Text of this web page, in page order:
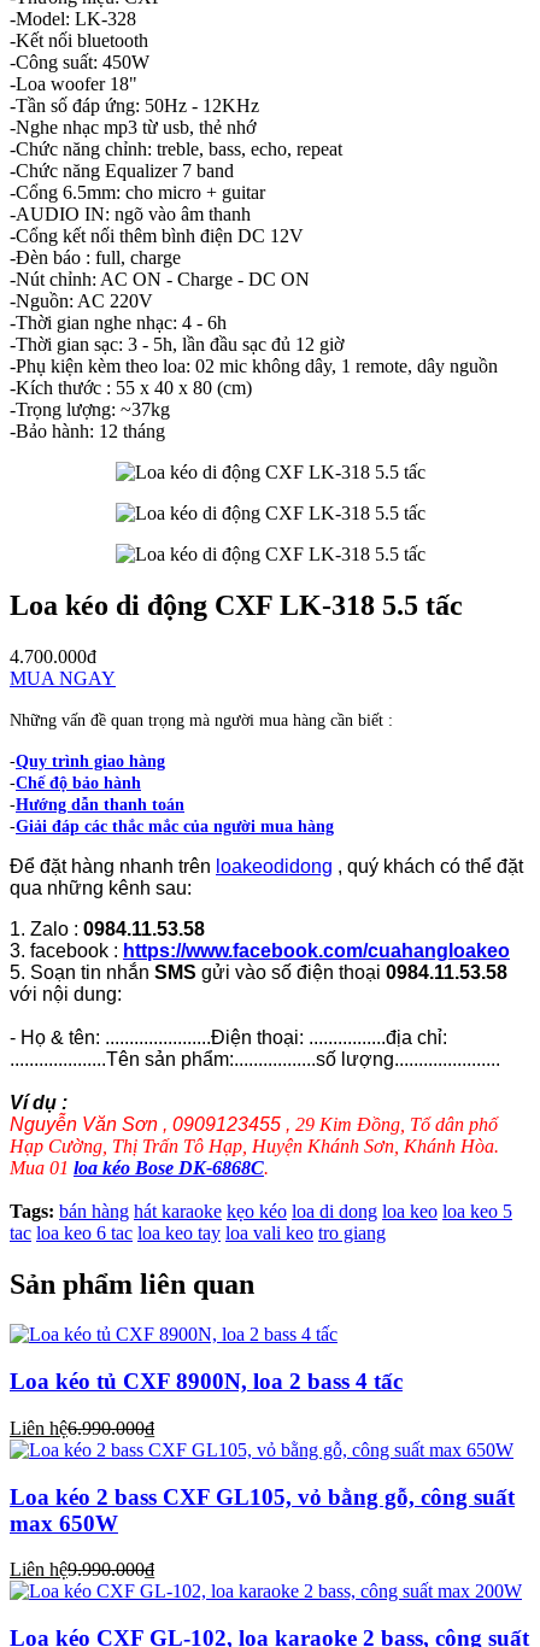
-Model: LK-328
-Kết nối bluetooth
-Công suất: 450W
-Loa woofer 18"
-Tần số đáp ứng: 50Hz - 12KHz
-Nghe nhạc mp3 từ usb, thẻ nhớ
-Chức năng chỉnh: treble, bass, echo, repeat
-Chức năng Equalizer 7 band
-Cổng 6.5mm: cho micro + guitar
-AUDIO IN: ngõ vào âm thanh
-Cổng kết nối thêm bình điện DC 12V
-Đèn báo : full, charge
-Nút chỉnh: AC ON - Charge - DC ON
-Nguồn: AC 220V
-Thời gian nghe nhạc: 4 - 6h
-Thời gian sạc: 3 - 5h, lần đầu sạc đủ 12 giờ
-Phụ kiện kèm theo loa: 02 mic không dây, 1 remote, dây nguồn
-Kích thước : 55 x 40 x 80 (cm)
-Trọng lượng: ~37kg
-Bảo hành: 12 tháng
Loa kéo di động CXF LK-318 5.5 tấc
4.700.000đ
MUA NGAY
Những vấn đề quan trọng mà người mua hàng cần biết :
-Quy trình giao hàng
-Chế độ bảo hành
-Hướng dẫn thanh toán
-Giải đáp các thắc mắc của người mua hàng
Để đặt hàng nhanh trên loakeodidong , quý khách có thể đặt
qua những kênh sau:
1. Zalo : 0984.11.53.58
3. facebook : https://www.facebook.com/cuahangloakeo
5. Soạn tin nhắn SMS gửi vào số điện thoại 0984.11.53.58
với nội dung:
- Họ & tên: ......................Điện thoại: ................địa chỉ:
....................Tên sản phẩm:.................số lượng......................
Ví dụ :
Nguyễn Văn Sơn , 0909123455 , 29 Kim Đồng, Tổ dân phố
Hạp Cường, Thị Trấn Tô Hạp, Huyện Khánh Sơn, Khánh Hòa.
Mua 01 loa kéo Bose DK-6868C.
Tags: bán hàng hát karaoke kẹo kéo loa di dong loa keo loa keo 5
tac loa keo 6 tac loa keo tay loa vali keo tro giang
Sản phẩm liên quan
Loa kéo tủ CXF 8900N, loa 2 bass 4 tấc
Liên hệ6.990.000₫
Loa kéo 2 bass CXF GL105, vỏ bằng gỗ, công suất
max 650W
Liên hệ9.990.000₫
Loa kéo CXF GL-102, loa karaoke 2 bass, công suất